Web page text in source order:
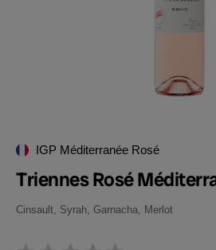
IGP Méditerranée Rosé
Triennes Rosé
Cinsault, Syrah, Garnacha, Merlot